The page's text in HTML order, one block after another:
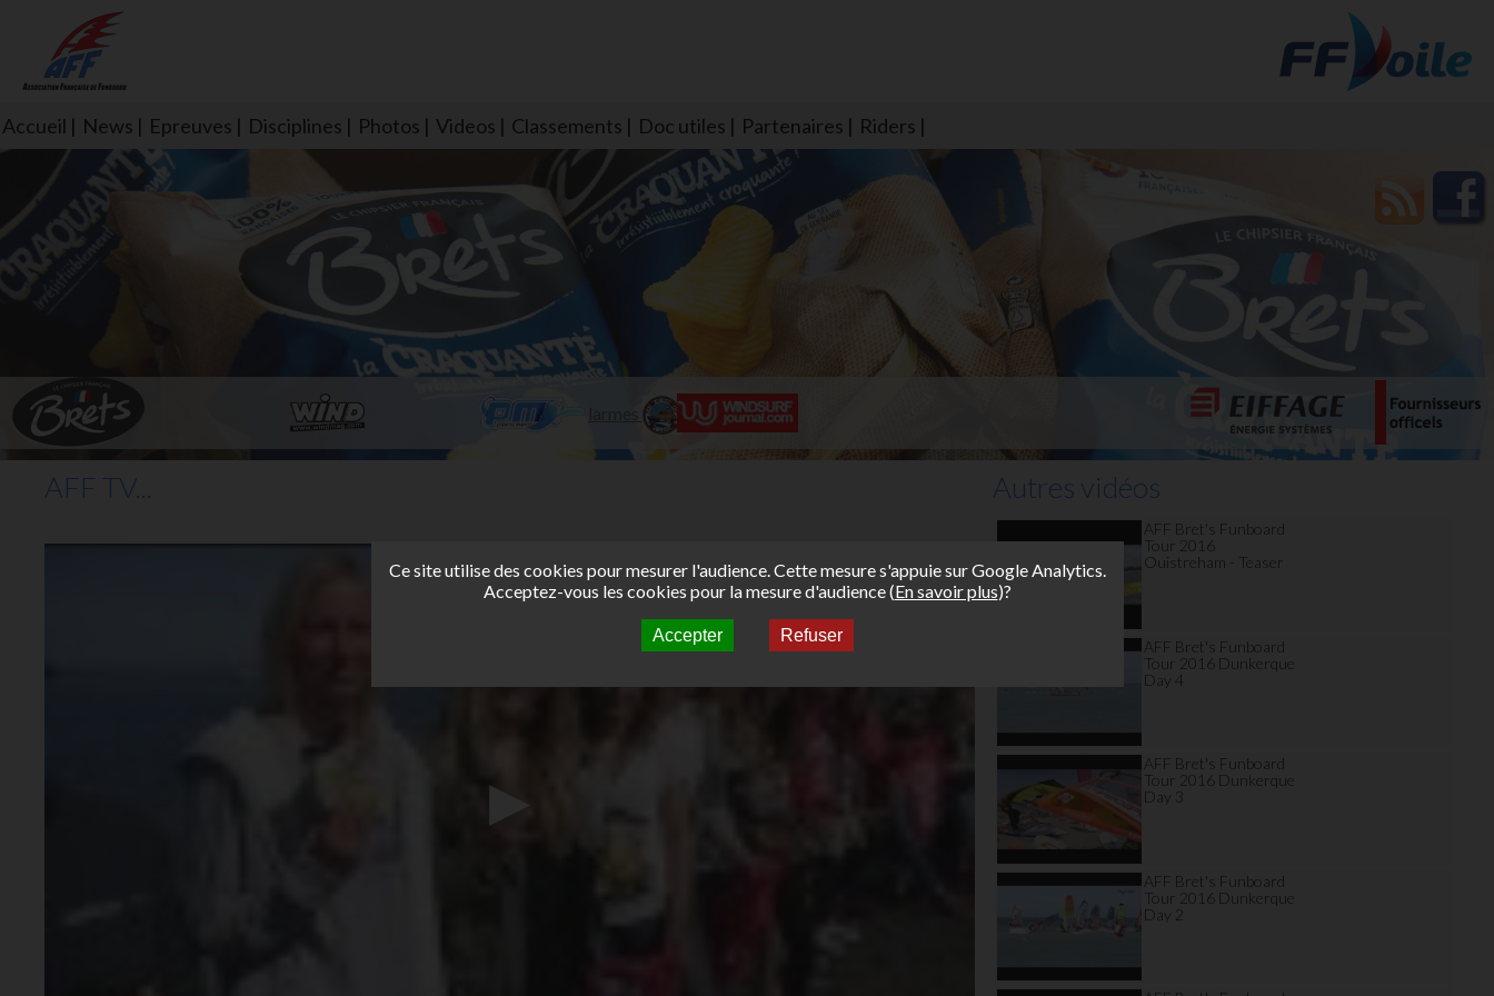
Accueil News Epreuves Disciplines Photos Videos Classements Doc utiles Partenaires Riders
L'aff soutient les SNS253 et SNS604 qui veillent sur nous pour que l'eau salée n'ait jamais le goût des
larmes
AFF TV... Autres vidéos
AFF Bret's Funboard
Tour 2016
Ouistreham - Teaser
AFF Bret's Funboard
Tour 2016 Dunkerque
Day 4
AFF Bret's Funboard
Tour 2016 Dunkerque
Day 3
AFF Bret's Funboard
Tour 2016 Dunkerque
Day 2
Ce site utilise des cookies pour mesurer l'audience. Cette mesure s'appuie sur Google Analytics.
Acceptez-vous les cookies pour la mesure d'audience (En savoir plus)?
Accepter Refuser